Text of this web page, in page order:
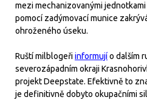
mezi mechanizovanými
pomocí zadýmovací munice
ohroženého úseku.
Ruští milblogeřiinformujío dalším
severozápadním okraji
projekt Deepstate. Efektivně to
je definitivně dobyto okupačními